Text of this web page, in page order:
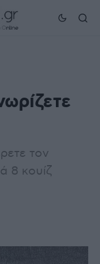
τον
8 κουίζ